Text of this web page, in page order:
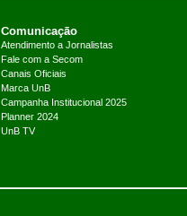
Comunicação
Atendimento a Jornalistas
Fale com a Secom
Canais Oficiais
Marca UnB
Campanha Institucional 2025
Planner 2024
UnB TV